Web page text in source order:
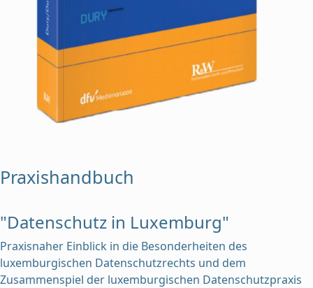
Praxishandbuch
"Datenschutz in Luxemburg"
Praxisnaher Einblick in die Besonderheiten des
luxemburgischen Datenschutzrechts und dem
Zusammenspiel der luxemburgischen Datenschutzpraxis